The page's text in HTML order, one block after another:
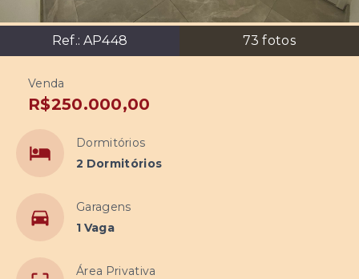
Ref.: AP448 73 fotos
Venda
R$250.000,00
Dormitórios
2 Dormitórios
Garagens
1 Vaga
Área Privativa